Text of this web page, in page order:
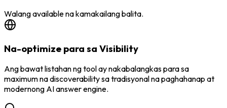
Walang available na kamakailang balita.
Na-optimize para sa Visibility
Ang bawat listahan ng tool ay nakabalangkas para sa
maximum na discoverability sa tradisyonal na paghahanap at
modernong AI answer engine.